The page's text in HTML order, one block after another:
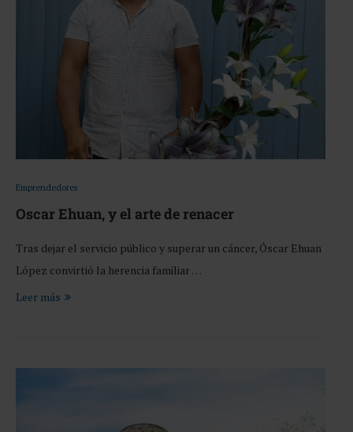
Emprendedores
Oscar Ehuan, y el arte de renacer
Tras dejar el servicio público y superar un cáncer, Óscar Ehuan
López convirtió la herencia familiar …
Leer más